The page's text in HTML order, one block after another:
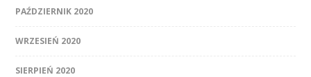
PAŹDZIERNIK 2020
WRZESIEŃ 2020
SIERPIEŃ 2020